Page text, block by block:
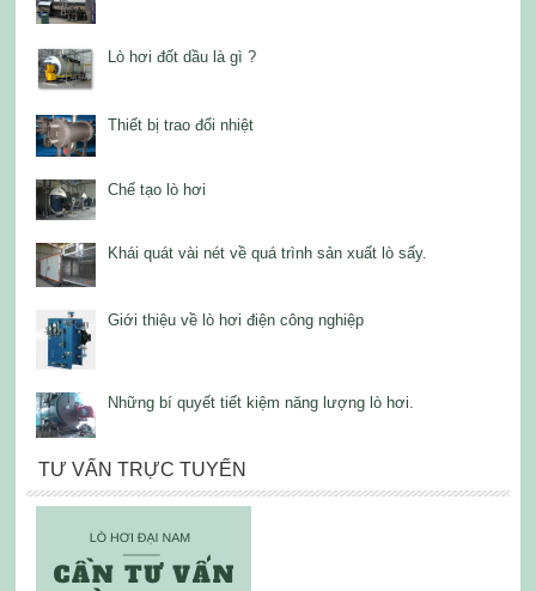
Lò hơi đốt dầu là gì ?
Thiết bị trao đổi nhiệt
Chế tạo lò hơi
Khái quát vài nét về quá trình sản xuất lò sấy.
Giới thiệu về lò hơi điện công nghiệp
Những bí quyết tiết kiệm năng lượng lò hơi.
TƯ VẤN TRỰC TUYẾN